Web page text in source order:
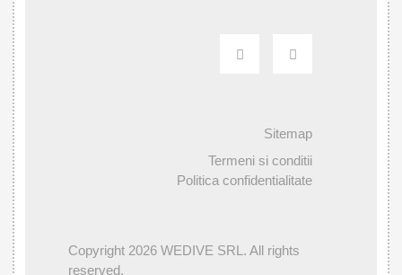
Sitemap
Termeni si conditii
Politica confidentialitate
Copyright 2026 WEDIVE SRL. All rights
reserved.